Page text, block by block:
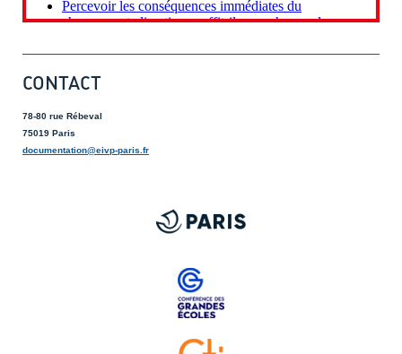
CONTACT
78-80 rue Rébeval
75019 Paris
documentation@eivp-paris.fr